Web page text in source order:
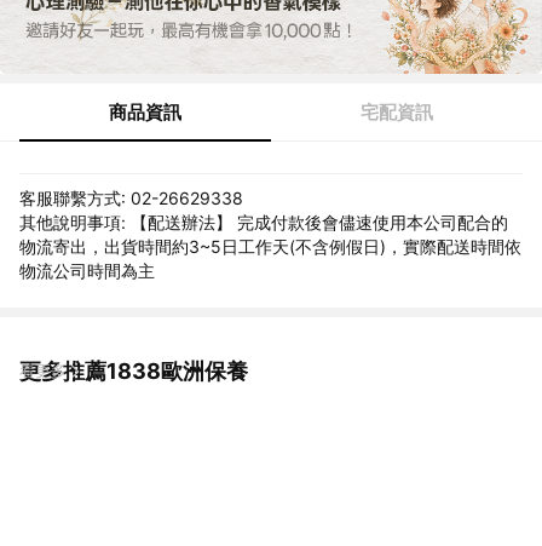
商品資訊 宅配資訊
客服聯繫方式: 02-26629338
其他說明事項: 【配送辦法】 完成付款後會儘速使用本公司配合的
物流寄出，出貨時間約3~5日工作天(不含例假日)，實際配送時間依
物流公司時間為主
更多推薦1838歐洲保養
看更多